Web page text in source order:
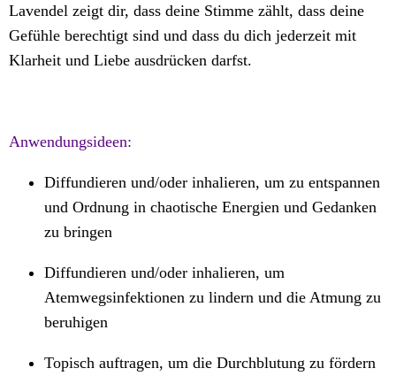
Lavendel zeigt dir, dass deine Stimme zählt, dass deine
Gefühle berechtigt sind und dass du dich jederzeit mit
Klarheit und Liebe ausdrücken darfst.
Anwendungsideen:
Diffundieren und/oder inhalieren, um zu entspannen
und Ordnung in chaotische Energien und Gedanken
zu bringen
Diffundieren und/oder inhalieren, um
Atemwegsinfektionen zu lindern und die Atmung zu
beruhigen
Topisch auftragen, um die Durchblutung zu fördern